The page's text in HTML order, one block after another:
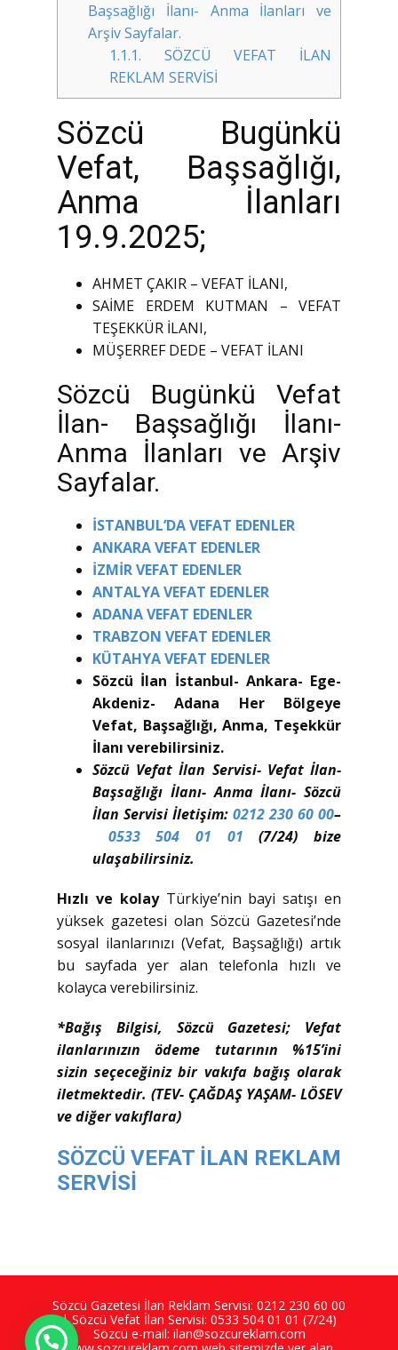
Başsağlığı İlanı- Anma İlanları ve
Arşiv Sayfalar.
1.1.1. SÖZCÜ VEFAT İLAN
REKLAM SERVİSİ
Sözcü Bugünkü
Vefat, Başsağlığı,
Anma İlanları
19.9.2025;
AHMET ÇAKIR – VEFAT İLANI,
SAİME ERDEM KUTMAN – VEFAT
TEŞEKKÜR İLANI,
MÜŞERREF DEDE – VEFAT İLANI
Sözcü Bugünkü Vefat
İlan- Başsağlığı İlanı-
Anma İlanları ve Arşiv
Sayfalar.
İSTANBUL’DA VEFAT EDENLER
ANKARA VEFAT EDENLER
İZMİR VEFAT EDENLER
ANTALYA VEFAT EDENLER
ADANA VEFAT EDENLER
TRABZON VEFAT EDENLER
KÜTAHYA VEFAT EDENLER
Sözcü İlan İstanbul- Ankara- Ege-
Akdeniz- Adana Her Bölgeye
Vefat, Başsağlığı, Anma, Teşekkür
İlanı verebilirsiniz.
Sözcü Vefat İlan Servisi- Vefat İlan-
Başsağlığı İlanı- Anma İlanı- Sözcü
İlan Servisi İletişim: 0212 230 60 00–
0533 504 01 01 (7/24) bize
ulaşabilirsiniz.
Hızlı ve kolayTürkiye’nin bayi satışı en
yüksek gazetesi olan Sözcü Gazetesi’nde
sosyal ilanlarınızı (Vefat, Başsağlığı) artık
bu sayfada yer alan telefonla hızlı ve
kolayca verebilirsiniz.
*Bağış Bilgisi, Sözcü Gazetesi; Vefat
ilanlarınızın ödeme tutarının %15’ini
sizin seçeceğiniz bir vakıfa bağış olarak
iletmektedir. (TEV- ÇAĞDAŞ YAŞAM- LÖSEV
ve diğer vakıflara)
SÖZCÜ VEFAT İLAN REKLAM
SERVİSİ
Sözcü Gazetesi İlan Reklam Servisi: 0212 230 60 00
| Sözcü Vefat İlan Servisi: 0533 504 01 01 (7/24)
Sözcü e-mail: ilan@sozcureklam.com